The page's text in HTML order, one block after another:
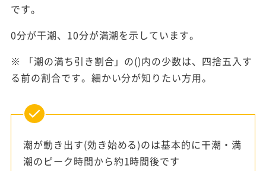
です。
0分が干潮、10分が満潮を示しています。
※ 「潮の満ち引き割合」の()内の少数は、四捨五入す
る前の割合です。細かい分が知りたい方用。
潮が動き出す(効き始める)のは基本的に干潮・満
潮のピーク時間から約1時間後です